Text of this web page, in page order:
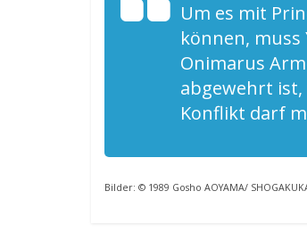
Um es mit
können,
Onimarus
abgewehrt
Konflikt darf
Bilder: © 1989 Gosho AOYAMA/